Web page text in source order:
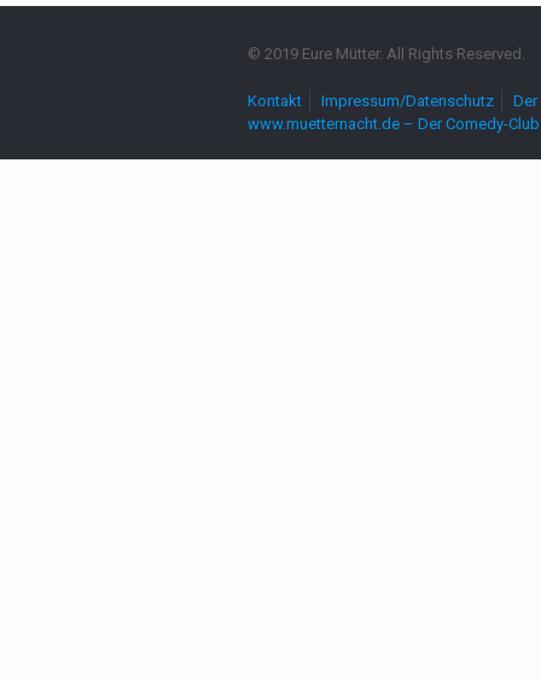
© 2019 Eure Mütter. All Rights Reserved.
Kontakt Impressum/Datenschutz
www.muetternacht.de – Der Comedy-Club